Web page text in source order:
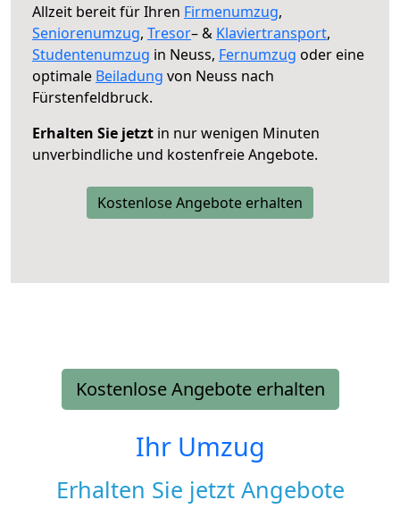
Allzeit bereit für Ihren Firmenumzug,
Seniorenumzug, Tresor– & Klaviertransport,
Studentenumzug in Neuss, Fernumzug oder eine
optimale Beiladung von Neuss nach
Fürstenfeldbruck.
Erhalten Sie jetzt in nur wenigen Minuten
unverbindliche und kostenfreie Angebote.
Kostenlose Angebote erhalten
Kostenlose Angebote erhalten
Ihr Umzug
Erhalten Sie jetzt Angebote